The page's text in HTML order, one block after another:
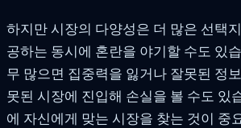
하지만 시장의 다양성은 더 많은 선택
공하는 동시에 혼란을 야기할 수도 있
무 많으면 집중력을 잃거나 잘못된 정
못된 시장에 진입해 손실을 볼 수도 있
에 자신에게 맞는 시장을 찾는 것이 중